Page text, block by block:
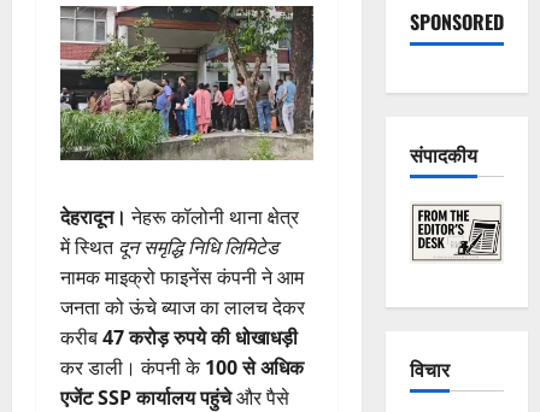
देहरादून। नेहरू कॉलोनी थाना क्षेत्र
में स्थितदून समृद्धि निधि लिमिटेड
नामक माइक्रो फाइनेंस कंपनी ने आम
जनता को ऊंचे ब्याज का लालच देकर
करीब47 करोड़ रुपये की धोखाधड़ी
कर डाली। कंपनी के100 से अधिक
एजेंट SSP कार्यालय पहुंचेऔर पैसे
SPONSORED
संपादकीय
विचार